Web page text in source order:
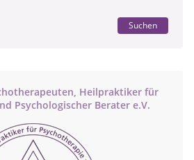
Suchen
Heilpraktiker für
Psychologischer Berater e.V.